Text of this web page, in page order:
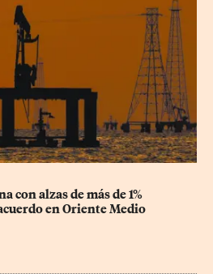
con alzas de más de 1%
en Oriente Medio